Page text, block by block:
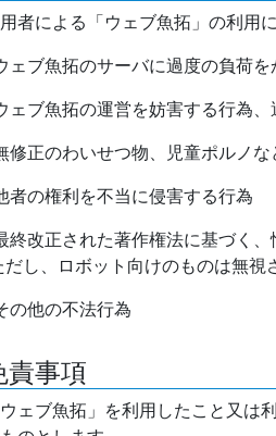
者による「ウェブ魚拓」の利用
ェブ魚拓のサーバに過度の負荷を
ェブ魚拓の運営を妨害する行為
修正のわいせつ物、児童ポルノ
者の権利を不当に侵害する行為
終改正された著作権法に基づく
だし、ロボット向けのものは無視
の他の不法行為
責事項
ウェブ魚拓」を利用したこと又